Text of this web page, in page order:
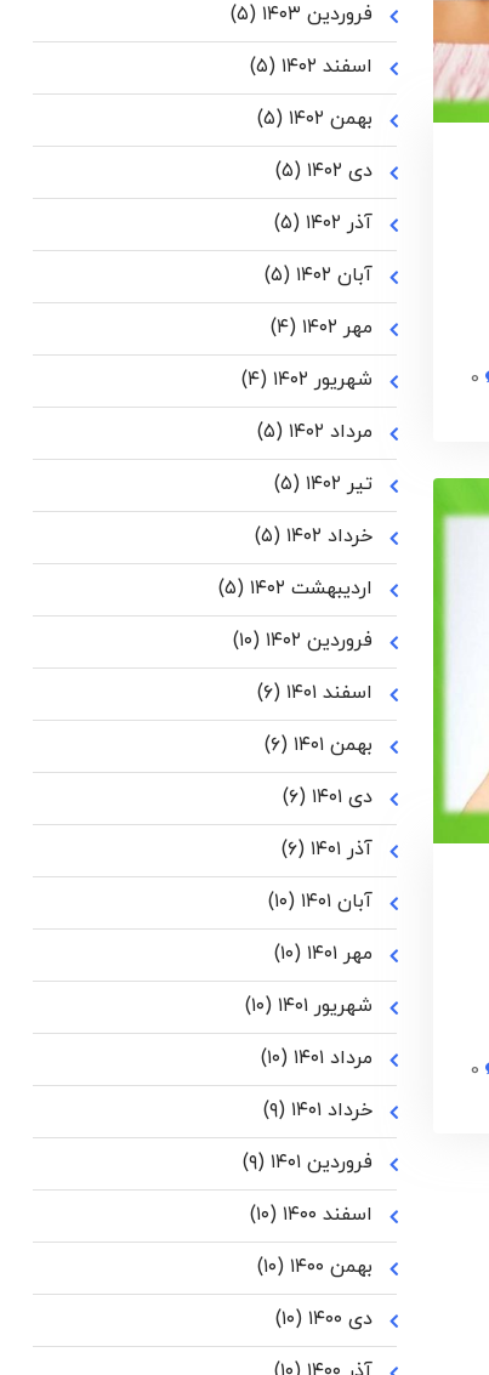
فروردین ۱۴۰۳
(۵)
اسفند ۱۴۰۲
(۵)
بهمن ۱۴۰۲
(۵)
دی ۱۴۰۲
(۵)
آذر ۱۴۰۲
(۵)
آبان ۱۴۰۲
(۵)
مهر ۱۴۰۲
(۴)
شهریور ۱۴۰۲
(۴)
مرداد ۱۴۰۲
(۵)
تیر ۱۴۰۲
(۵)
خرداد ۱۴۰۲
(۵)
اردیبهشت ۱۴۰۲
(۵)
فروردین ۱۴۰۲
(۱۰)
اسفند ۱۴۰۱
(۶)
بهمن ۱۴۰۱
(۶)
دی ۱۴۰۱
(۶)
آذر ۱۴۰۱
(۶)
آبان ۱۴۰۱
(۱۰)
مهر ۱۴۰۱
(۱۰)
شهریور ۱۴۰۱
(۱۰)
مرداد ۱۴۰۱
(۱۰)
خرداد ۱۴۰۱
(۹)
فروردین ۱۴۰۱
(۹)
اسفند ۱۴۰۰
(۱۰)
بهمن ۱۴۰۰
(۱۰)
دی ۱۴۰۰
(۱۰)